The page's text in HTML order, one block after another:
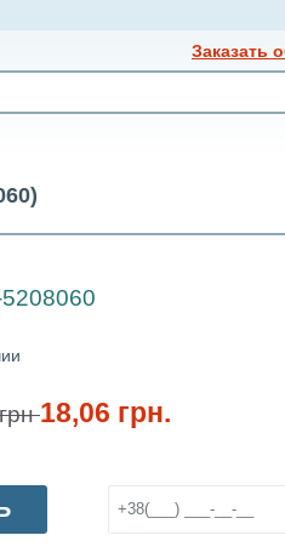
Заказать
18,06 грн.